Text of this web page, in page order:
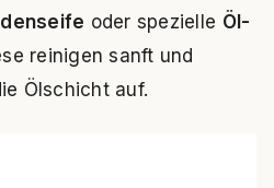
oder spezielle Öl-
reinigen sanft und
Ölschicht auf.